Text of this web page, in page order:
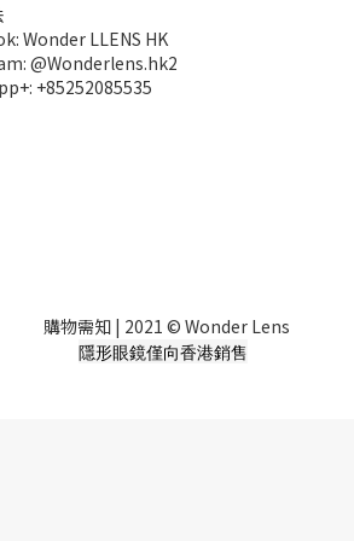
Wonder LLENS HK
@Wonderlens.hk2
+85252085535
購物需知 | 2021 © Wonder Lens
隱形眼鏡僅向香港銷售